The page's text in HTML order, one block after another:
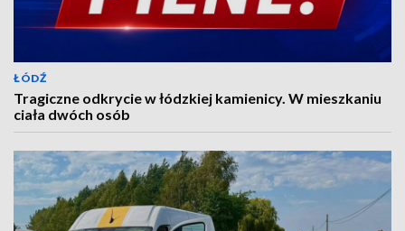
ŁÓDŹ
Tragiczne odkrycie w łódzkiej kamienicy. W mieszkaniu
ciała dwóch osób